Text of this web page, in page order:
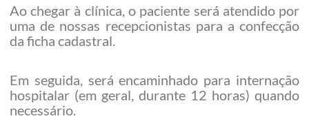
Ao chegar à clínica, o paciente será atendido por
uma de nossas recepcionistas para a confecção
da ficha cadastral.
Em seguida, será encaminhado para internação
hospitalar (em geral, durante 12 horas) quando
necessário.